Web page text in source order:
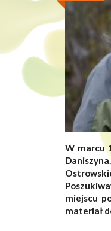
W marcu
miejscu
materiał